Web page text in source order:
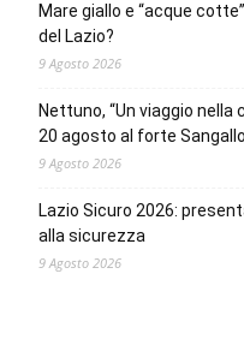
Mare giallo e “acque
del Lazio?
9 Agosto 2026
Nettuno, “Un viaggio nella
20 agosto al forte Sangallo
9 Agosto 2026
Lazio Sicuro 2026:
alla sicurezza
9 Agosto 2026